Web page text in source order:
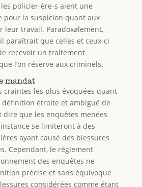
policier-ère-s aient une
pour la suspicion quant aux
leur travail. Paradoxalement,
paraîtrait que celles et ceux-ci
recevoir un traitement
l’on réserve aux criminels.
mandat
craintes les plus évoquées quant
définition étroite et ambiguë de
que les enquêtes menées
se limiteront à des
ayant causé des blessures
Cependant, le règlement
des enquêtes ne
précise et sans équivoque
considérées comme étant